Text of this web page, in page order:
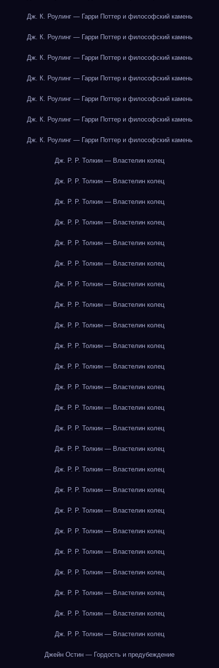
Дж. К. Роулинг — Гарри Поттер и философский камень
Дж. К. Роулинг — Гарри Поттер и философский камень
Дж. К. Роулинг — Гарри Поттер и философский камень
Дж. К. Роулинг — Гарри Поттер и философский камень
Дж. К. Роулинг — Гарри Поттер и философский камень
Дж. К. Роулинг — Гарри Поттер и философский камень
Дж. К. Роулинг — Гарри Поттер и философский камень
Дж. Р. Р. Толкин — Властелин колец
Дж. Р. Р. Толкин — Властелин колец
Дж. Р. Р. Толкин — Властелин колец
Дж. Р. Р. Толкин — Властелин колец
Дж. Р. Р. Толкин — Властелин колец
Дж. Р. Р. Толкин — Властелин колец
Дж. Р. Р. Толкин — Властелин колец
Дж. Р. Р. Толкин — Властелин колец
Дж. Р. Р. Толкин — Властелин колец
Дж. Р. Р. Толкин — Властелин колец
Дж. Р. Р. Толкин — Властелин колец
Дж. Р. Р. Толкин — Властелин колец
Дж. Р. Р. Толкин — Властелин колец
Дж. Р. Р. Толкин — Властелин колец
Дж. Р. Р. Толкин — Властелин колец
Дж. Р. Р. Толкин — Властелин колец
Дж. Р. Р. Толкин — Властелин колец
Дж. Р. Р. Толкин — Властелин колец
Дж. Р. Р. Толкин — Властелин колец
Дж. Р. Р. Толкин — Властелин колец
Дж. Р. Р. Толкин — Властелин колец
Дж. Р. Р. Толкин — Властелин колец
Дж. Р. Р. Толкин — Властелин колец
Дж. Р. Р. Толкин — Властелин колец
Джейн Остин — Гордость и предубеждение